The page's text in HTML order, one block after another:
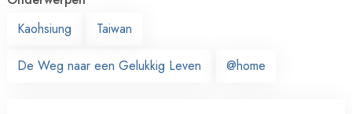
Kaohsiung
Taiwan
De Weg naar een Gelukkig Leven @home